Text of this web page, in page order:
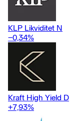
KLP Likviditet N
−0,34%
Kraft High Yield D
+7,93%